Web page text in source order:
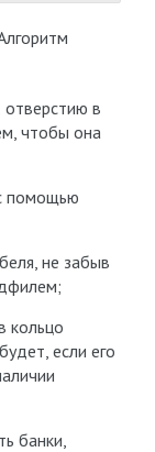
в
чтобы она
помощью
не забыв
кольцо
если его
банки,